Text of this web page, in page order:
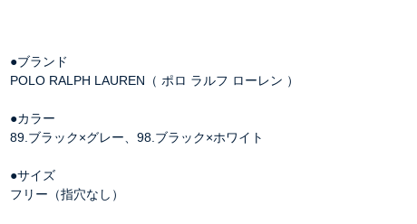
●ブランド
POLO RALPH LAUREN（ ポロ ラルフ ローレン ）
●カラー
89.ブラック×グレー、98.ブラック×ホワイト
●サイズ
フリー（指穴なし）